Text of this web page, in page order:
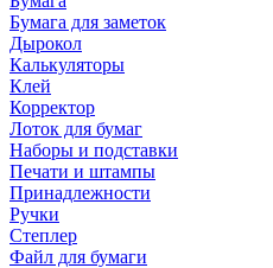
Бумага для заметок
Дырокол
Калькуляторы
Клей
Корректор
Лоток для бумаг
Наборы и подставки
Печати и штампы
Принадлежности
Ручки
Степлер
Файл для бумаги